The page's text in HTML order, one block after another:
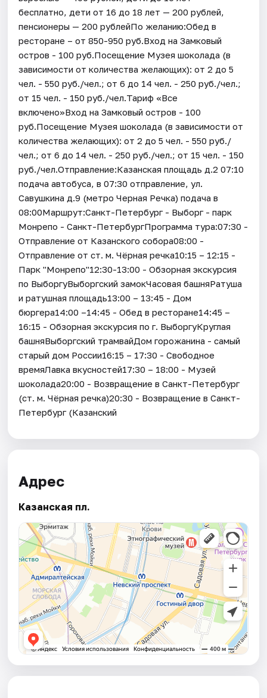
бесплатно, дети от 16 до 18 лет — 200 рублей,
пенсионеры — 200 рублейПо желанию:Обед в
ресторане – от 850-950 руб.Вход на Замковый
остров - 100 руб.Посещение Музея шоколада (в
зависимости от количества желающих): от 2 до 5
чел. - 550 руб./чел.; от 6 до 14 чел. - 250 руб./чел.;
от 15 чел. - 150 руб./чел.Тариф «Все
включено»Вход на Замковый остров - 100
руб.Посещение Музея шоколада (в зависимости от
количества желающих): от 2 до 5 чел. - 550 руб./
чел.; от 6 до 14 чел. - 250 руб./чел.; от 15 чел. - 150
руб./чел.Отправление:Казанская площадь д.2 07:10
подача автобуса, в 07:30 отправление, ул.
Савушкина д.9 (метро Черная Речка) подача в
08:00Маршрут:Санкт-Петербург - Выборг - парк
Монрепо - Санкт-ПетербургПрограмма тура:07:30 -
Отправление от Казанского собора08:00 -
Отправление от ст. м. Чёрная речка10:15 – 12:15 -
Парк "Монрепо"12:30-13:00 - Обзорная экскурсия
по ВыборгуВыборгский замокЧасовая башняРатуша
и ратушная площадь13:00 – 13:45 - Дом
бюргера14:00 –14:45 - Обед в ресторане14:45 –
16:15 - Обзорная экскурсия по г. ВыборгуКруглая
башняВыборгский трамвайДом горожанина - самый
старый дом России16:15 – 17:30 - Свободное
времяЛавка вкусностей17:30 – 18:00 - Музей
шоколада20:00 - Возвращение в Санкт-Петербург
(ст. м. Чёрная речка)20:30 - Возвращение в Санкт-
Петербург (Казанский
Адрес
Казанская пл.